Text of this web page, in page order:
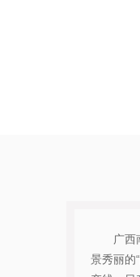
广西
景秀丽的